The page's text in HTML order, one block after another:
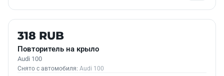
Б/У В НАЛИЧИИ
318 RUB
Повторитель на крыло
Audi 100
Снято с автомобиля: Audi 100